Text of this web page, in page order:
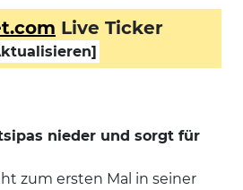
Live Ticker
nieder und sorgt für
zum ersten Mal in seiner